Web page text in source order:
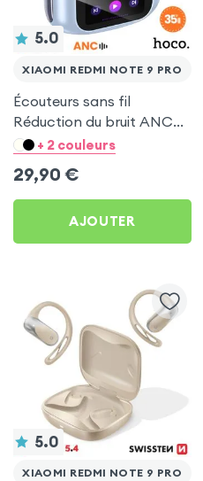
5.0
XIAOMI REDMI NOTE 9 PRO
Écouteurs sans fil
Réduction du bruit ANC
ENC - Hoco Bleu pour
+ 2 couleurs
29,90 €
AJOUTER
5.0
XIAOMI REDMI NOTE 9 PRO